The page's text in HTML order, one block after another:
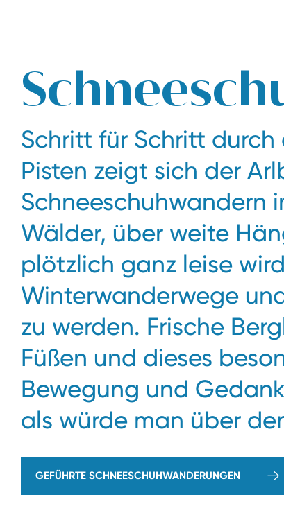
Schritt für Schritt
Pisten zeigt sich der
Schneeschuhwandern
Wälder, über weite
plötzlich ganz leise
Winterwanderwege
zu werden. Frische
Füßen und dieses
Bewegung und
als würde man über
GEFÜHRTE SCHNEESCHUHWANDERUNGEN